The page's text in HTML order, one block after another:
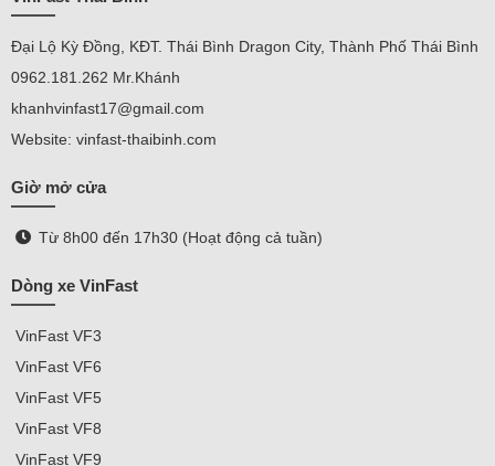
Đại Lộ Kỳ Đồng, KĐT. Thái Bình Dragon City, Thành Phố Thái Bình
0962.181.262 Mr.Khánh
khanhvinfast17@gmail.com
Website: vinfast-thaibinh.com
Giờ mở cửa
Từ 8h00 đến 17h30 (Hoạt động cả tuần)
Dòng xe VinFast
VinFast VF3
VinFast VF6
VinFast VF5
VinFast VF8
VinFast VF9